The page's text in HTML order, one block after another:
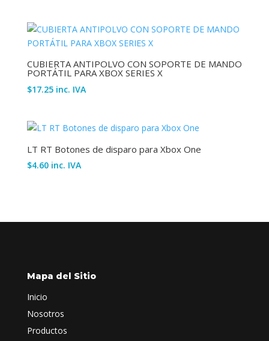
CUBIERTA ANTIPOLVO CON SOPORTE DE MANDO
PORTÁTIL PARA XBOX SERIES X
$17.25 inc. IVA
LT RT Botones de disparo para Xbox One
$4.60 inc. IVA
Mapa del Sitio
Inicio
Nosotros
Productos